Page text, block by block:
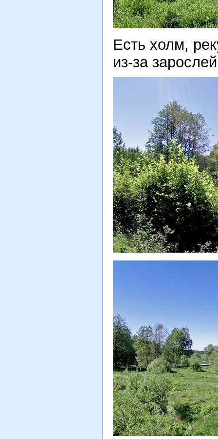
Есть холм,
из-за